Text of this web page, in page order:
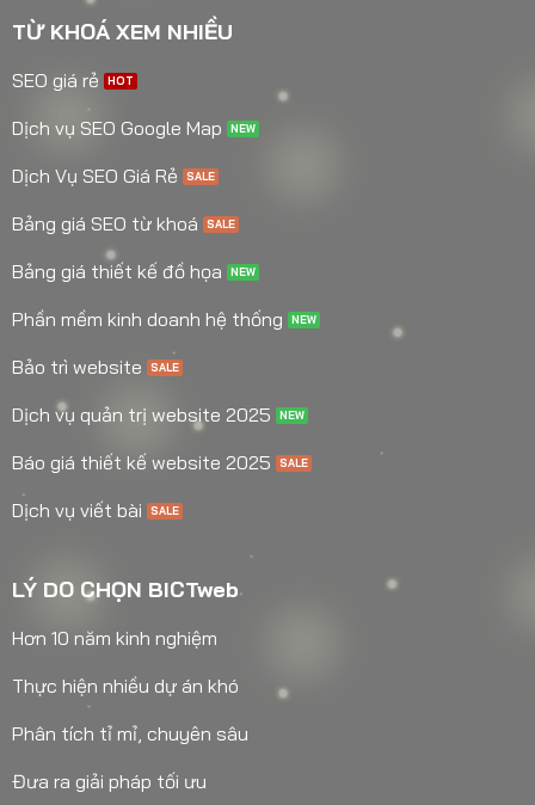
TỪ KHOÁ XEM NHIỀU
SEO giá rẻ
Dịch vụ SEO Google Map
Dịch Vụ SEO Giá Rẻ
Bảng giá SEO từ khoá
Bảng giá thiết kế đồ họa
Phần mềm kinh doanh hệ thống
Bảo trì website
Dịch vụ quản trị website 2025
Báo giá thiết kế website 2025
Dịch vụ viết bài
LÝ DO CHỌN BICTweb
Hơn 10 năm kinh nghiệm
Thực hiện nhiều dự án khó
Phân tích tỉ mỉ, chuyên sâu
Đưa ra giải pháp tối ưu